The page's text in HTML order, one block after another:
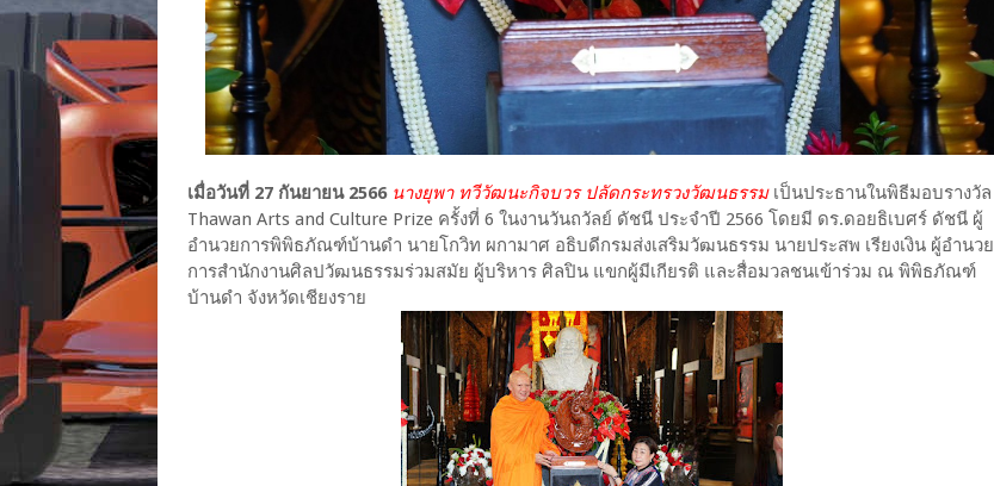
เมื่อวันที่ 27 กันยายน 2566 นางยุพา ทวีวัฒนะกิจบวร ปลัดกระทรวงวัฒนธรรม เป็นประธานในพิธีมอบรางวัล
Thawan Arts and Culture Prize ครั้งที่ 6 ในงานวันถวัลย์ ดัชนี ประจำปี 2566 โดยมี ดร.ดอยธิเบศร์ ดัชนี ผู้
อำนวยการพิพิธภัณฑ์บ้านดำ นายโกวิท ผกามาศ อธิบดีกรมส่งเสริมวัฒนธรรม นายประสพ เรียงเงิน ผู้อำนวย
การสำนักงานศิลปวัฒนธรรมร่วมสมัย ผู้บริหาร ศิลปิน แขกผู้มีเกียรติ และสื่อมวลชนเข้าร่วม ณ พิพิธภัณฑ์
บ้านดำ จังหวัดเชียงราย